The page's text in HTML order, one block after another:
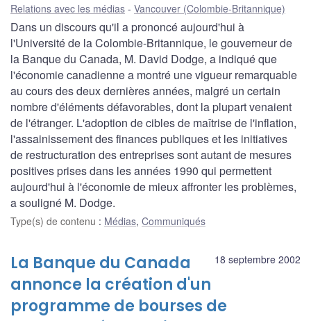
Relations avec les médias Vancouver (Colombie-Britannique)
Dans un discours qu'il a prononcé aujourd'hui à
l'Université de la Colombie-Britannique, le gouverneur de
la Banque du Canada, M. David Dodge, a indiqué que
l'économie canadienne a montré une vigueur remarquable
au cours des deux dernières années, malgré un certain
nombre d'éléments défavorables, dont la plupart venaient
de l'étranger. L'adoption de cibles de maîtrise de l'inflation,
l'assainissement des finances publiques et les initiatives
de restructuration des entreprises sont autant de mesures
positives prises dans les années 1990 qui permettent
aujourd'hui à l'économie de mieux affronter les problèmes,
a souligné M. Dodge.
Type(s) de contenu : Médias, Communiqués
18 septembre 2002
La Banque du Canada
annonce la création d'un
programme de bourses de